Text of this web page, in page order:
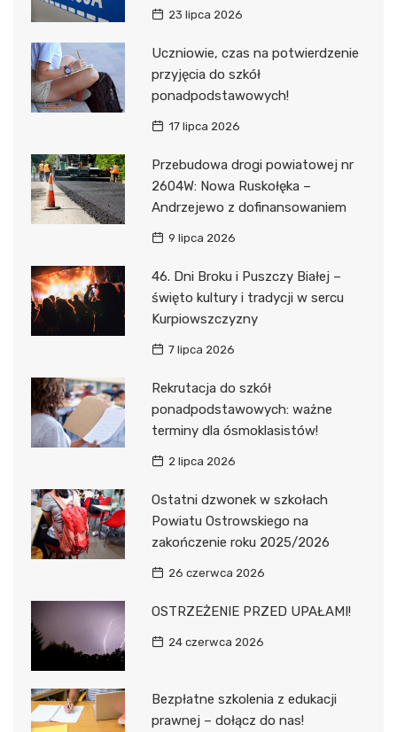
23 lipca 2026
Uczniowie, czas na potwierdzenie
przyjęcia do szkół
ponadpodstawowych!
17 lipca 2026
Przebudowa drogi powiatowej nr
2604W: Nowa Ruskołęka –
Andrzejewo z dofinansowaniem
9 lipca 2026
46. Dni Broku i Puszczy Białej –
święto kultury i tradycji w sercu
Kurpiowszczyzny
7 lipca 2026
Rekrutacja do szkół
ponadpodstawowych: ważne
terminy dla ósmoklasistów!
2 lipca 2026
Ostatni dzwonek w szkołach
Powiatu Ostrowskiego na
zakończenie roku 2025/2026
26 czerwca 2026
OSTRZEŻENIE PRZED UPAŁAMI!
24 czerwca 2026
Bezpłatne szkolenia z edukacji
prawnej – dołącz do nas!